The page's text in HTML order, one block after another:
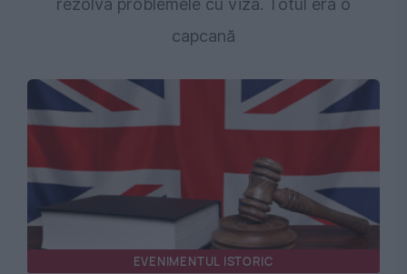
rezolva problemele cu viza. Totul era o
capcană
EVENIMENTUL ISTORIC